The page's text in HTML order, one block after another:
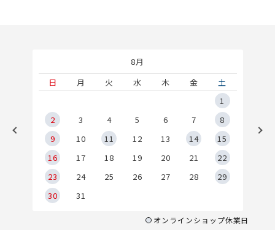
8月
日
月 火 水 木 金
土
1
2
3 4 5 6 7
8
9
10 11 12 13 14
15
16
17 18 19 20 21
22
23
24 25 26 27 28
29
30
31
オンラインショップ休業日